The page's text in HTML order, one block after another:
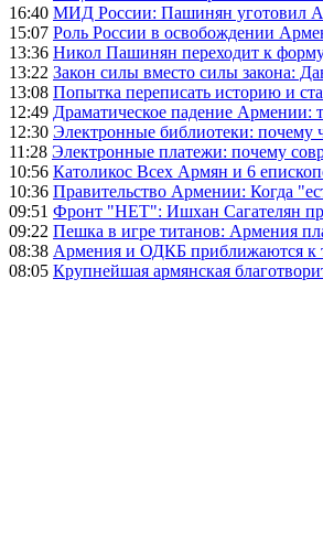
16:40 МИД России: Пашинян уготовил
15:07 Роль России в освобождении
13:36 Никол Пашинян переходит к
13:22 Закон силы вместо силы закона:
13:08 Попытка переписать историю и
12:49 Драматическое падение Армении:
12:30 Электронные библиотеки: почему
11:28 Электронные платежи: почему
10:56 Католикос Всех Армян и 6
10:36 Правительство Армении: Когда
09:51 Фронт "НЕТ": Ишхан Сагателян
09:22 Пешка в игре титанов: Армения
08:38 Армения и ОДКБ приближаются к
08:05 Крупнейшая армянская